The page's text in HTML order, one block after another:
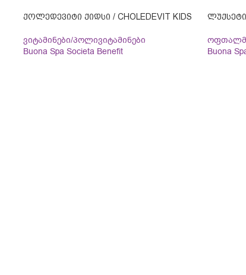
ᲥᲝᲚᲔᲓᲔᲕᲘᲢᲘ ᲥᲘᲓᲡᲘ / CHOLEDEVIT KIDS
ვიტამინები/პოლივიტამინები
Buona Spa Societa Benefit
Buona